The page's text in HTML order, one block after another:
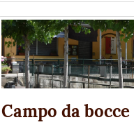
Campo da